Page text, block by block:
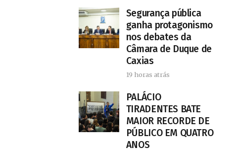
Segurança pública
ganha protagonismo
nos debates da
Câmara de Duque de
Caxias
19 horas atrás
PALÁCIO
TIRADENTES BATE
MAIOR RECORDE DE
PÚBLICO EM QUATRO
ANOS